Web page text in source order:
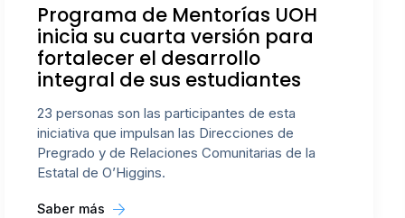
Programa de Mentorías UOH
inicia su cuarta versión para
fortalecer el desarrollo
integral de sus estudiantes
23 personas son las participantes de esta
iniciativa que impulsan las Direcciones de
Pregrado y de Relaciones Comunitarias de la
Estatal de O’Higgins.
Saber más